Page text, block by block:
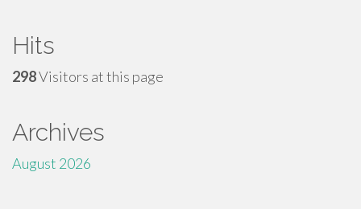
Hits
298Visitors at this page
Archives
August 2026